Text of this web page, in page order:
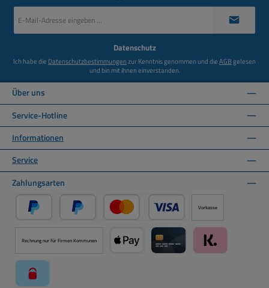
Mail-
Datenschutz
Ich habe die Datenschutzbestimmungenzur Kenntnis genommen und dieAGBgelesen
und bin mit ihnen einverstanden.
Über uns
Service-Hotline
Informationen
Service
Zahlungsarten
PayPal Später Bezahlen über PayPalKredit- oder Debitkarte über PayPal
Vorkasse
Rechnung nur für Firmen Kommunen